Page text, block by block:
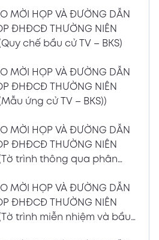
THƯỜNG NIÊN NĂM 2024
thành viên BKS)
Xem PDF
HỌP VÀ ĐƯỜNG DẪN TÀI
THƯỜNG NIÊN NĂM 2024
họp ĐHĐCĐ)
Xem PDF
HỌP VÀ ĐƯỜNG DẪN TÀI
THƯỜNG NIÊN NĂM
MỜI HỌP VÀ ĐƯỜNG DẪN
ĐHĐCĐ THƯỜNG NIÊN
chế bầu cử TV – BKS)
MỜI HỌP VÀ ĐƯỜNG DẪN
ĐHĐCĐ THƯỜNG NIÊN
ứng cử TV – BKS))
MỜI HỌP VÀ ĐƯỜNG DẪN
ĐHĐCĐ THƯỜNG NIÊN
(Tờ trình thông qua phân
MỜI HỌP VÀ ĐƯỜNG DẪN
ĐHĐCĐ THƯỜNG NIÊN
(Tờ trình miễn nhiệm và bầu